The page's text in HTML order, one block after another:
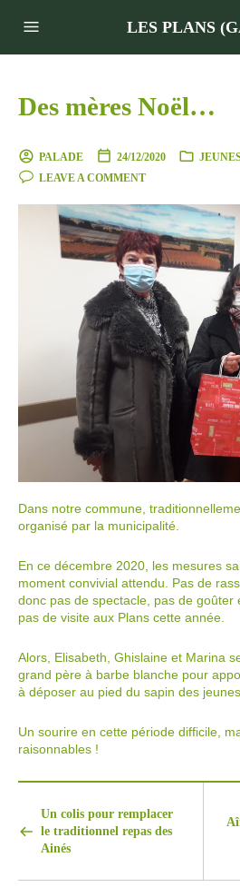
LES PLANS
Des mères Noël…
PALADE 24/12/2020
LEAVE A COMMENT
Dans notre commune,
organisé par la municipalité.
En ce décembre 2020, les mesures
moment convivial attendu. Pas de
donc pas de spectacle, pas de goûter
pas de visite aux Plans cette année.
Alors, Elisabeth, Ghislaine et Marina
grand père à barbe blanche pour
à déposer au pied du sapin des
Un sourire en cette période difficile,
raisonnables !
Un colis pour remplacer
le traditionnel repas des
Ainés